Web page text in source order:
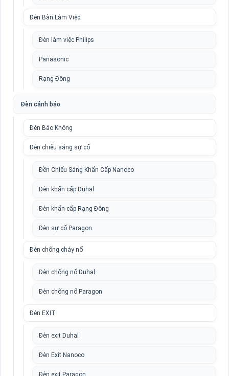
Đèn Bàn Làm Việc
Đèn làm việc Philips
Panasonic
Rạng Đông
Đèn cảnh báo
Đèn Báo Không
Đèn chiếu sáng sự cố
Đền Chiếu Sáng Khẩn Cấp Nanoco
Đèn khẩn cấp Duhal
Đèn khẩn cấp Rạng Đông
Đèn sự cố Paragon
Đèn chống cháy nổ
Đèn chống nổ Duhal
Đèn chống nổ Paragon
Đèn EXIT
Đèn exit Duhal
Đèn Exit Nanoco
Đèn exit Paragon